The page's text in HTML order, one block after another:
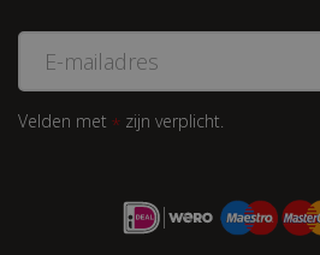
Velden met * zijn verplicht.